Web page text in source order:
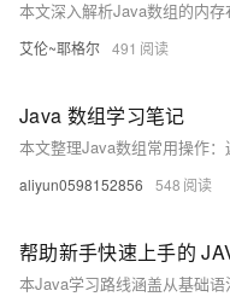
艾伦~耶格尔 491
Java 数组学习笔记
aliyun0598152856 548